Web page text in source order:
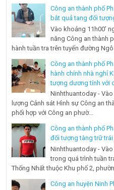
Công an thành phố
bắt quả tang đối
Vào khoảng 11h00’
năng Công an thành
hành tuần tra trên tuyến đường Ngô
Công an thành phố
hành chính nhà nghỉ
tượng dương tính với
Ninhthuantoday -
lượng Cảnh sát Hình sự Công an
phối hợp với Công an phườ...
Công an thành phố
đối tượng tàng trữ
Ninhthuantoday -
trong quá trình tuần
Thống Nhất thuộc Khu phố 2,
Công an huyện Ninh